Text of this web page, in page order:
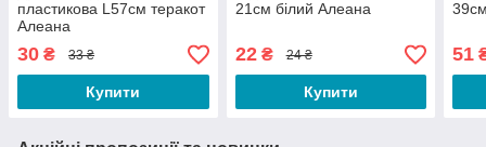
пластикова L57см теракот
Алеана
30 ₴ 33 ₴
Купити
21см білий Алеана
22₴ 24 ₴
Купити
51